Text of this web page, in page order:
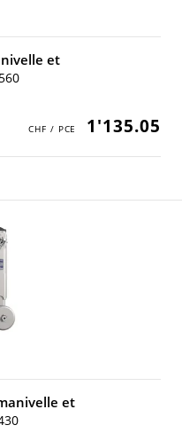
et
1'135.05
et